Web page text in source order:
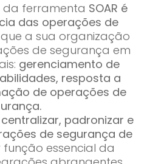
da ferramenta SOAR é
das operações de
a sua organização
de segurança em
gerenciamento de
resposta a
de operações de
centralizar, padronizar e
de segurança de
essencial da